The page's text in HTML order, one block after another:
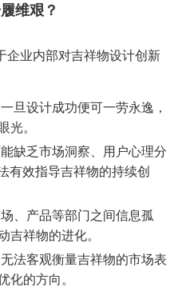
维艰？
企业内部对吉祥物设计创新
旦设计成功便可一劳永逸，
。
缺乏市场洞察、用户心理分
有效指导吉祥物的持续创
、产品等部门之间信息孤
祥物的进化。
无法客观衡量吉祥物的市场表
的方向。